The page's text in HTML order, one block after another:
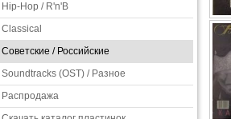
Hip-Hop / R'n'B
Classical
Советские / Российские
Soundtracks (OST) / Разное
Распродажа